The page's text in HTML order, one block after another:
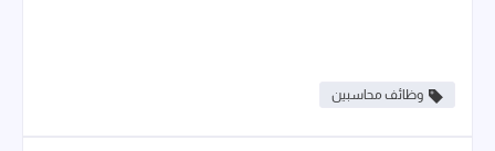
وظائف محاسبين